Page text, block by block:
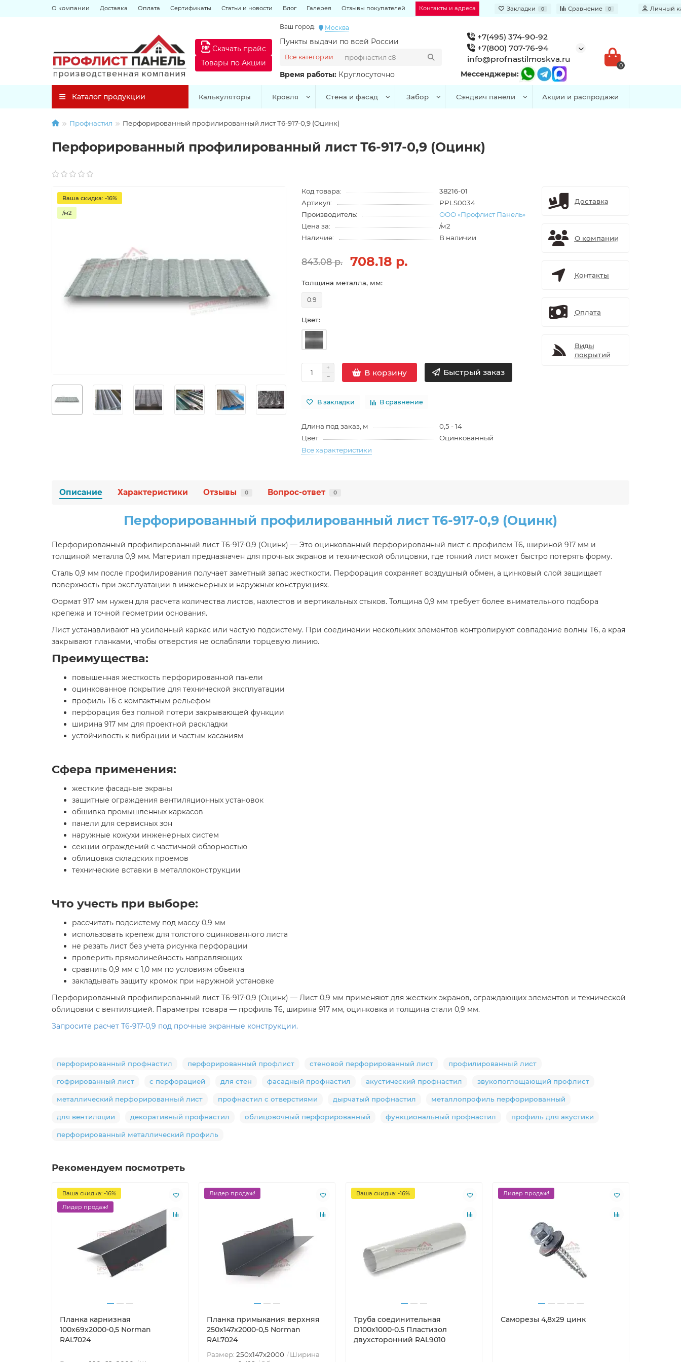
О компании Доставка Оплата Сертификаты Статьи и новости Блог Галерея Отзывы покупателей Контакты и адреса Закладки 0 Сравнение 0 Личный
Ваш город: Москва
Пункты выдачи по всей России
Время работы: Круглосуточно
Все категории
Скачать прайс
Товары по Акции
+7(495) 374-90-92
+7(800) 707-76-94
info@profnastilmoskva.ru
Мессенджеры:
0
Каталог продукции Калькуляторы Кровля Стена и фасад Забор Сэндвич панели Акции и распродажи
Профнастил Перфорированный профилированный лист Т6-917-0,9 (Оцинк)
Перфорированный профилированный лист Т6-917-0,9 (Оцинк)
Ваша скидка: -16%
/м2
Код товара:
38216-01
Артикул:
PPLS0034
Производитель:
ООО «Профлист Панель»
Цена за:
/м2
Наличие:
В наличии
843.08 р. 708.18 р.
Толщина металла, мм:
0.9
Цвет:
В корзину Быстрый заказ
В закладки В сравнение
Длина под заказ, м
0,5 - 14
Цвет
Оцинкованный
Все характеристики
Доставка
О компании
Контакты
Оплата
Виды
покрытий
Описание Характеристики Отзывы 0 Вопрос-ответ 0
Перфорированный профилированный лист Т6-917-0,9 (Оцинк)
Перфорированный профилированный лист Т6-917-0,9 (Оцинк) — Это оцинкованный перфорированный лист с профилем Т6, шириной 917 мм и
толщиной металла 0,9 мм. Материал предназначен для прочных экранов и технической облицовки, где тонкий лист может быстро потерять форму.
Сталь 0,9 мм после профилирования получает заметный запас жесткости. Перфорация сохраняет воздушный обмен, а цинковый слой защищает
поверхность при эксплуатации в инженерных и наружных конструкциях.
Формат 917 мм нужен для расчета количества листов, нахлестов и вертикальных стыков. Толщина 0,9 мм требует более внимательного подбора
крепежа и точной геометрии основания.
Лист устанавливают на усиленный каркас или частую подсистему. При соединении нескольких элементов контролируют совпадение волны Т6, а края
закрывают планками, чтобы отверстия не ослабляли торцевую линию.
Преимущества:
повышенная жесткость перфорированной панели
оцинкованное покрытие для технической эксплуатации
профиль Т6 с компактным рельефом
перфорация без полной потери закрывающей функции
ширина 917 мм для проектной раскладки
устойчивость к вибрации и частым касаниям
Сфера применения:
жесткие фасадные экраны
защитные ограждения вентиляционных установок
обшивка промышленных каркасов
панели для сервисных зон
наружные кожухи инженерных систем
секции ограждений с частичной обзорностью
облицовка складских проемов
технические вставки в металлоконструкции
Что учесть при выборе:
рассчитать подсистему под массу 0,9 мм
использовать крепеж для толстого оцинкованного листа
не резать лист без учета рисунка перфорации
проверить прямолинейность направляющих
сравнить 0,9 мм с 1,0 мм по условиям объекта
закладывать защиту кромок при наружной установке
Перфорированный профилированный лист Т6-917-0,9 (Оцинк) — Лист 0,9 мм применяют для жестких экранов, ограждающих элементов и технической
облицовки с вентиляцией. Параметры товара — профиль Т6, ширина 917 мм, оцинковка и толщина стали 0,9 мм.
Запросите расчет Т6-917-0,9 под прочные экранные конструкции.
перфорированный профнастил перфорированный профлист стеновой перфорированный лист профилированный лист
гофрированный лист с перфорацией для стен фасадный профнастил акустический профнастил звукопоглощающий профлист
металлический перфорированный лист профнастил с отверстиями дырчатый профнастил металлопрофиль перфорированный
для вентиляции декоративный профнастил облицовочный перфорированный функциональный профнастил профиль для акустики
перфорированный металлический профиль
Рекомендуем посмотреть
Ваша скидка: -16%
Лидер продаж!
Планка карнизная
100х69х2000-0,5 Norman
RAL7024
Лидер продаж!
Планка примыкания верхняя
250х147х2000-0,5 Norman
RAL7024
Размер: 250х147х2000
Ширина
Ваша скидка: -16%
Труба соединительная
D100х1000-0.5 Пластизол
двухсторонний RAL9010
Лидер продаж!
Саморезы 4,8х29 цинк